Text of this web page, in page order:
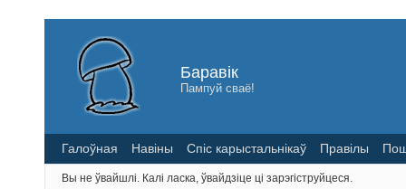
Баравік
Пампуй сваё!
Галоўная Навіны Спіс карыстальнікаў Правілы
Вы не ўвайшлі. Калі ласка, ўвайдзіце ці зарэгіструйцеся.